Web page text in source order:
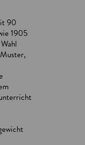
90
1905